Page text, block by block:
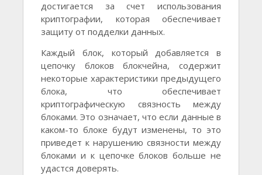
достигается за счет использования
криптографии, которая обеспечивает
защиту от подделки данных.
Каждый блок, который добавляется в
цепочку блоков блокчейна, содержит
некоторые характеристики предыдущего
блока, что обеспечивает
криптографическую связность между
блоками. Это означает, что если данные в
каком-то блоке будут изменены, то это
приведет к нарушению связности между
блоками и к цепочке блоков больше не
удастся доверять.